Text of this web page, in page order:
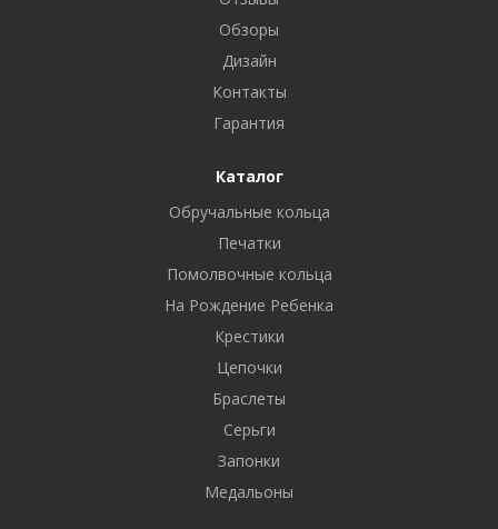
Обзоры
Дизайн
Контакты
Гарантия
Каталог
Обручальные кольца
Печатки
Помолвочные кольца
На Рождение Ребенка
Крестики
Цепочки
Браслеты
Серьги
Запонки
Медальоны